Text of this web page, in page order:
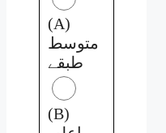
(A)
متوسط
طبقے
(B)